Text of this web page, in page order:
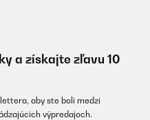
a získajte zľavu 10
aby ste boli medzi
výpredajoch.